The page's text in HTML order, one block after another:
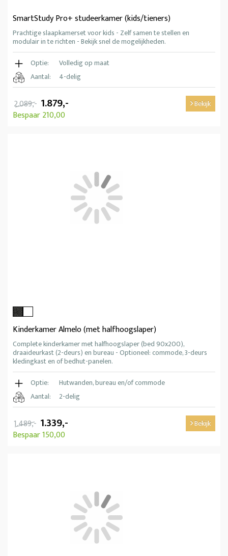
SmartStudy Pro+ studeerkamer (kids/tieners)
Prachtige slaapkamerset voor kids - Zelf samen te stellen en
modulair in te richten - Bekijk snel de mogelijkheden.
Optie:
Volledig op maat
Aantal:
4-delig
2.089,- 1.879,-
Bespaar 210,00
Bekijk
Kinderkamer Almelo (met halfhoogslaper)
Complete kinderkamer met halfhoogslaper (bed 90x200),
draaideurkast (2-deurs) en bureau - Optioneel: commode, 3-deurs
kledingkast en of bedhut-panelen.
Optie:
Hutwanden, bureau en/of commode
Aantal:
2-delig
1.489,- 1.339,-
Bespaar 150,00
Bekijk